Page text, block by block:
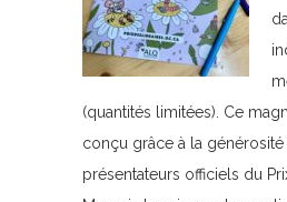
(quantités limitées). Ce
conçu grâce à la générosité
présentateurs officiels du